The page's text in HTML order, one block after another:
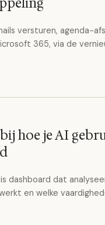
versturen, agenda-
365, via de
hoe je AI
dashboard dat
en welke